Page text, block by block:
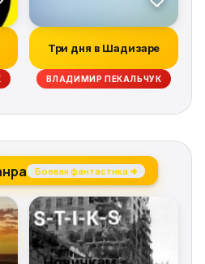
Три дня в Шадизаре
ВЛАДИМИР ПЕКАЛЬЧУК
Боевая фантастика →